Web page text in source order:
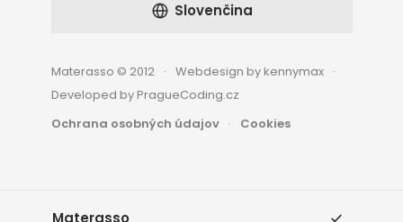
Materasso © 2012
Webdesign by kennymax
Developed by PragueCoding.cz
Ochrana osobných údajov
Cookies
Slovenčina
Materasso